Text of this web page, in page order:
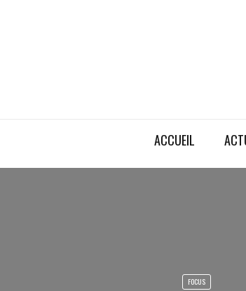
ACCUEIL
FOCUS